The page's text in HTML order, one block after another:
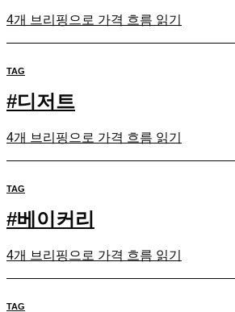
4개 브리핑으로 가격 흐름 읽기
TAG
#디저트
4개 브리핑으로 가격 흐름 읽기
TAG
#베이커리
4개 브리핑으로 가격 흐름 읽기
TAG